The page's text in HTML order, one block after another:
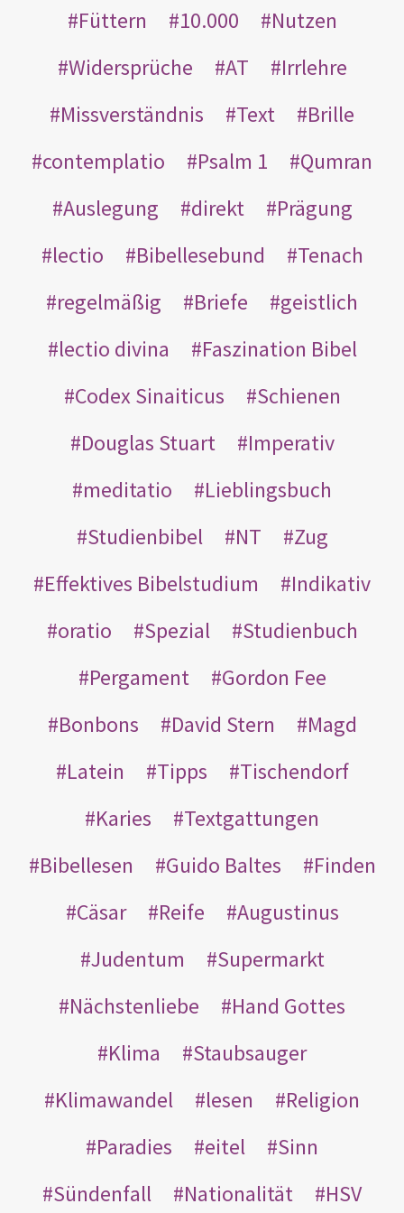
Füttern 10.000
Nutzen
Widersprüche
AT
Irrlehre
Missverständnis
Text
Brille
contemplatio
Psalm 1
Qumran
Auslegung
direkt
Prägung
lectio
Bibellesebund
Tenach
regelmäßig
Briefe
geistlich
lectio divina
Faszination Bibel
Codex Sinaiticus
Schienen
Douglas Stuart
Imperativ
meditatio
Lieblingsbuch
Studienbibel
NT
Zug
Effektives Bibelstudium
Indikativ
oratio
Spezial
Studienbuch
Pergament
Gordon Fee
Bonbons
David Stern
Magd
Latein
Tipps
Tischendorf
Karies
Textgattungen
Bibellesen
Guido Baltes
Finden
Cäsar
Reife
Augustinus
Judentum
Supermarkt
Nächstenliebe
Hand Gottes
Klima
Staubsauger
Klimawandel
lesen
Religion
Paradies
eitel
Sinn
Sündenfall
Nationalität HSV